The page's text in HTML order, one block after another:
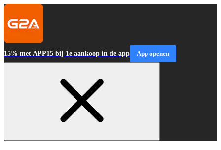
15% met APP15 bij 1e aankoop in de app App openen